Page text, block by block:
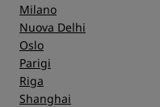
Milano
Nuova Delhi
Oslo
Parigi
Riga
Shanghai